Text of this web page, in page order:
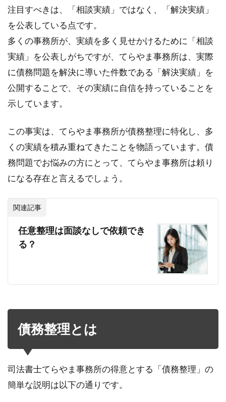
注目すべきは、「相談実績」ではなく、「解決実績」
を公表している点です。
多くの事務所が、実績を多く見せかけるために「相談
実績」を公表しがちですが、てらやま事務所は、実際
に債務問題を解決に導いた件数である「解決実績」を
公開することで、その実績に自信を持っていることを
示しています。
この事実は、てらやま事務所が債務整理に特化し、多
くの実績を積み重ねてきたことを物語っています。債
務問題でお悩みの方にとって、てらやま事務所は頼り
になる存在と言えるでしょう。
関連記事
任意整理は面談なしで依頼でき
る？
債務整理とは
司法書士てらやま事務所の得意とする「債務整理」の
簡単な説明は以下の通りです。